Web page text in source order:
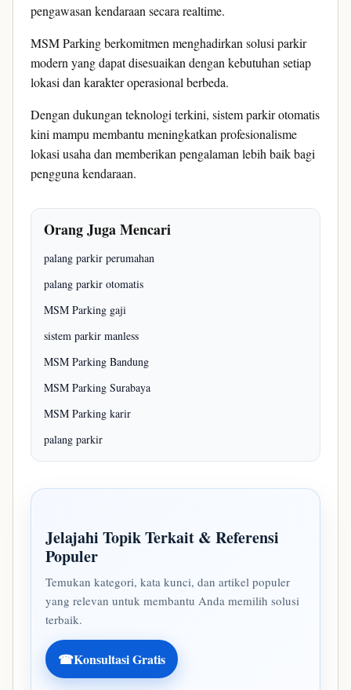
pengawasan kendaraan secara realtime.
MSM Parking berkomitmen menghadirkan solusi parkir
modern yang dapat disesuaikan dengan kebutuhan setiap
lokasi dan karakter operasional berbeda.
Dengan dukungan teknologi terkini, sistem parkir otomatis
kini mampu membantu meningkatkan profesionalisme
lokasi usaha dan memberikan pengalaman lebih baik bagi
pengguna kendaraan.
Orang Juga Mencari
palang parkir perumahan
palang parkir otomatis
MSM Parking gaji
sistem parkir manless
MSM Parking Bandung
MSM Parking Surabaya
MSM Parking karir
palang parkir
Jelajahi Topik Terkait & Referensi
Populer
Temukan kategori, kata kunci, dan artikel populer
yang relevan untuk membantu Anda memilih solusi
terbaik.
☎Konsultasi Gratis